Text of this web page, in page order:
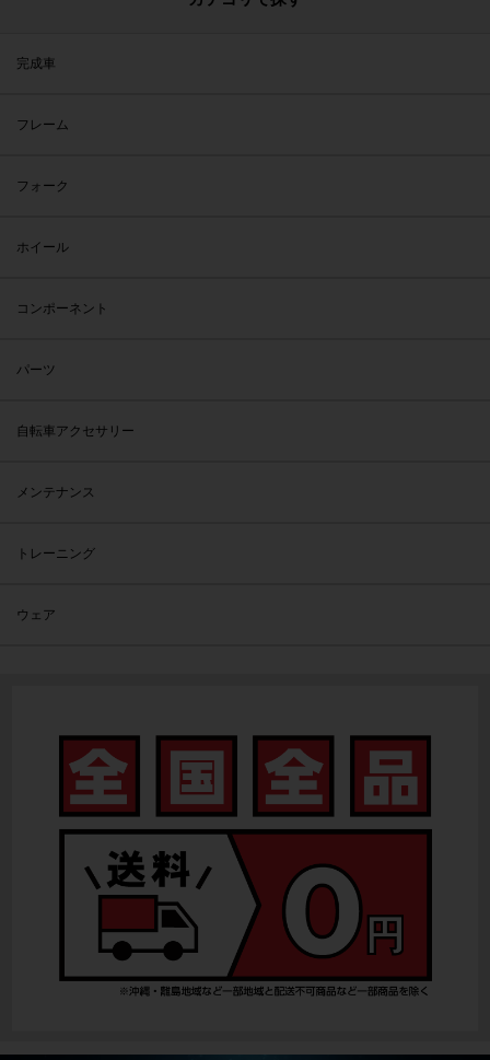
完成車
フレーム
フォーク
ホイール
コンポーネント
パーツ
自転車アクセサリー
メンテナンス
トレーニング
ウェア